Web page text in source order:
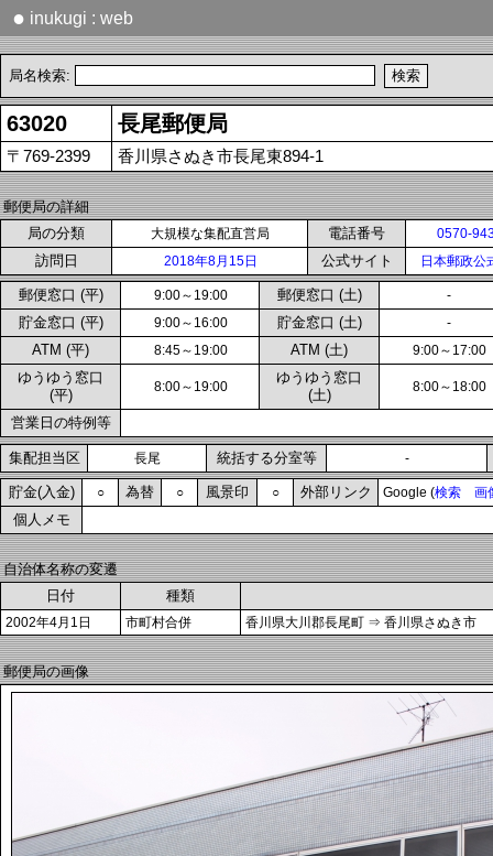
● inukugi : web
局名検索:
63020 長尾郵便局
〒769-2399 香川県さぬき市長尾東894-1
郵便局の詳細
局の分類
大規模な集配直営局 電話番号 0570-
訪問日 2018年8月15日 公式サイト 日本郵政公
郵便窓口 (平) 9:00～19:00 郵便窓口 (土) -
貯金窓口 (平) 9:00～16:00 貯金窓口 (土) -
ATM (平) 8:45～19:00 ATM (土) 9:00～17:00
ゆうゆう窓口
(平)
8:00～19:00
ゆうゆう窓口
(土)
8:00～18:00
営業日の特例等
集配担当区 長尾 統括する分室等 -
貯金(入金) ○ 為替 ○ 風景印 ○ 外部リンク Google (検索 画
個人メモ
自治体名称の変遷
日付
種類
2002年4月1日 市町村合併 香川県大川郡長尾町 ⇒ 香川県さぬき市
郵便局の画像